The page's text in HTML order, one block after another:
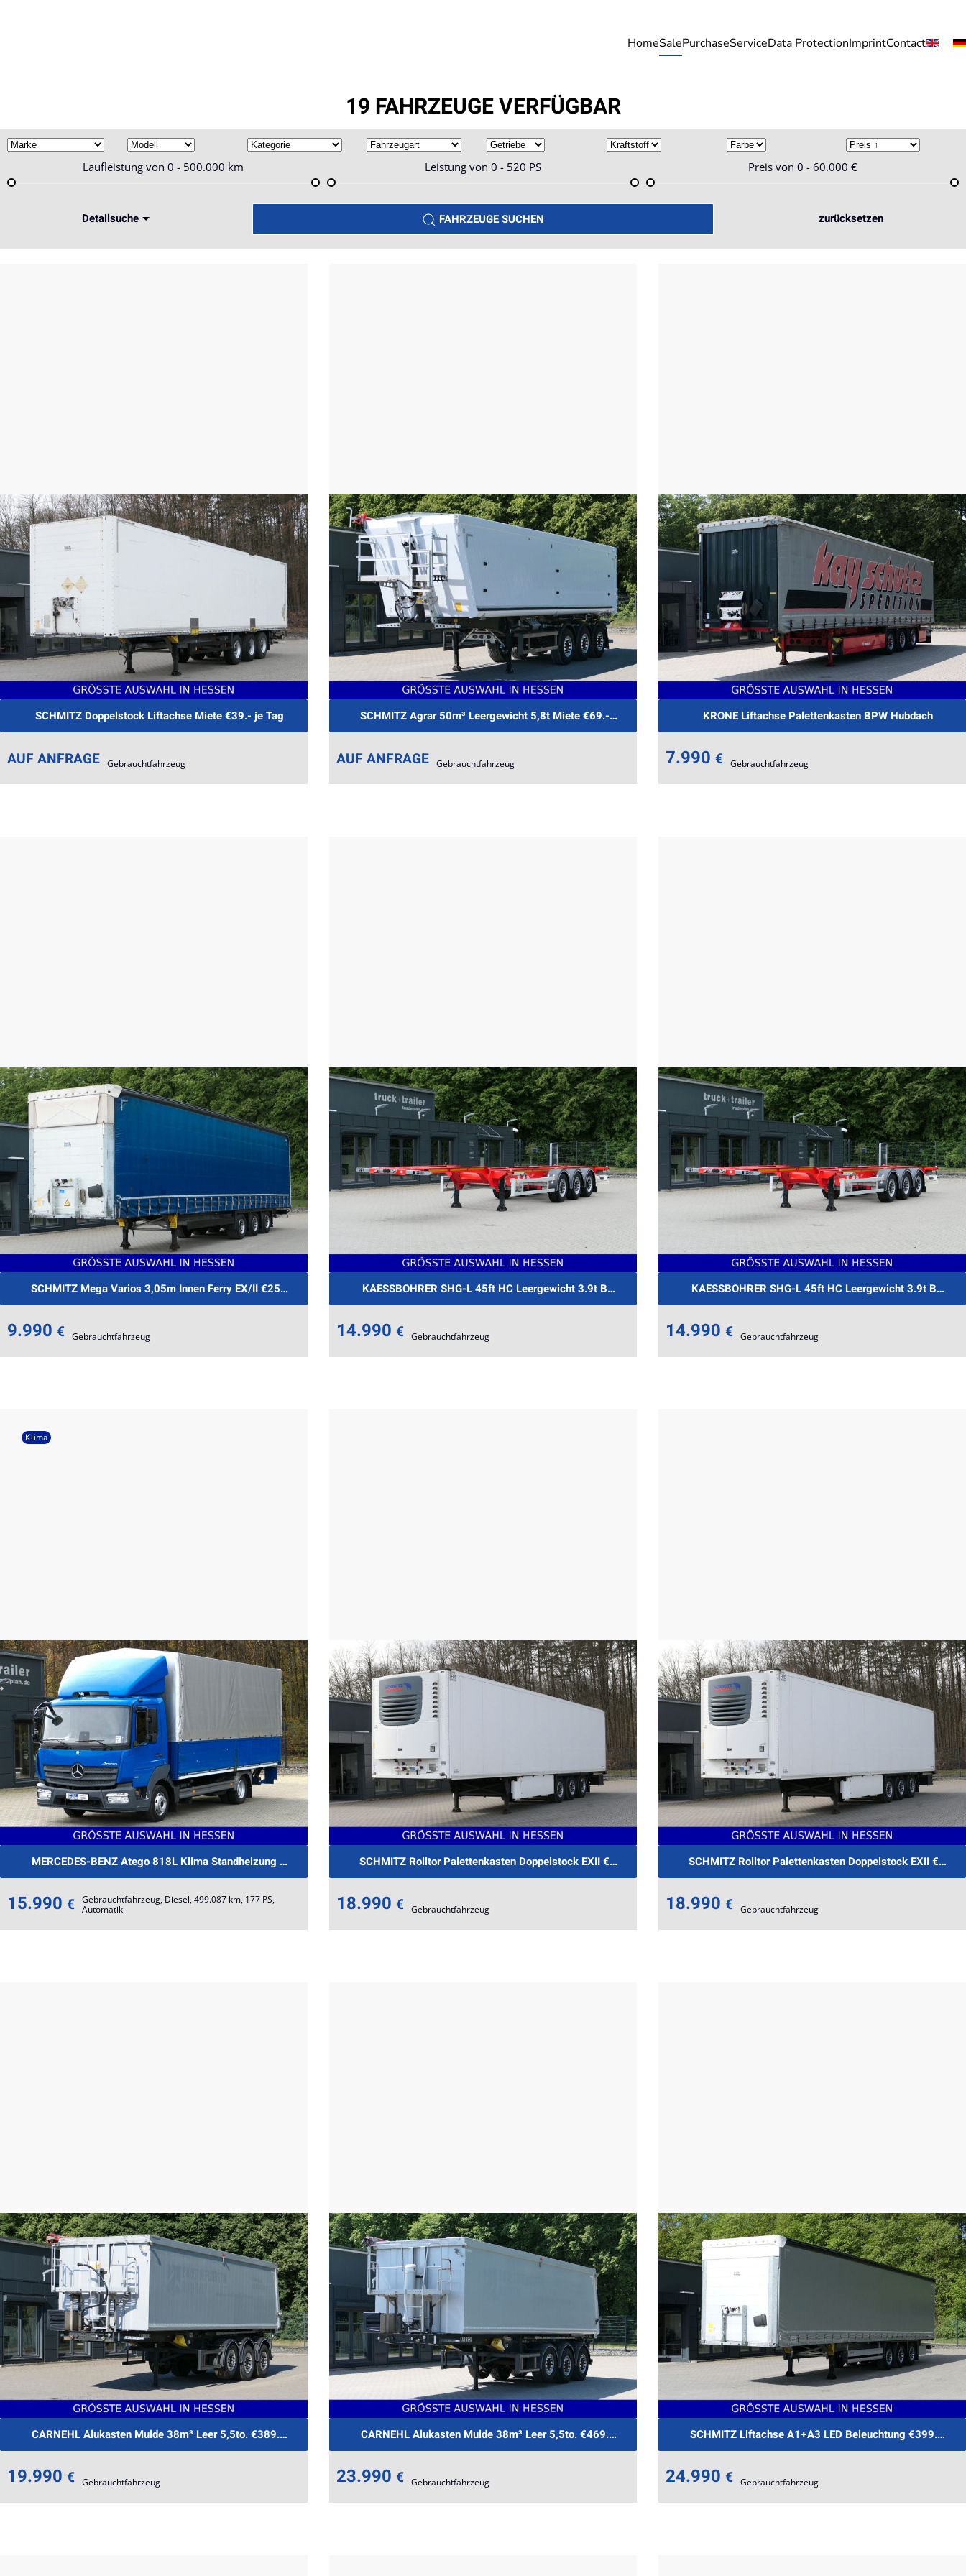
HomeSalePurchaseServiceData ProtectionImprintContact
19 FAHRZEUGE VERFÜGBAR
Laufleistung von0 - 500.000 km Leistung von 0 - 520 PS Preis von 0 - 60.000 €
Detailsuche FAHRZEUGE SUCHEN zurücksetzen
SCHMITZ Doppelstock Liftachse Miete €39.- je Tag
AUF ANFRAGE Gebrauchtfahrzeug
SCHMITZ Agrar 50m³ Leergewicht 5,8t Miete €69.- je Tag
AUF ANFRAGE Gebrauchtfahrzeug
KRONE Liftachse Palettenkasten BPW Hubdach
7.990 € Gebrauchtfahrzeug
SCHMITZ Mega Varios 3,05m Innen Ferry EX/II €259.-mtl.
9.990 € Gebrauchtfahrzeug
KAESSBOHRER SHG-L 45ft HC Leergewicht 3.9t BPW €289.-mtl.
14.990 € Gebrauchtfahrzeug
KAESSBOHRER SHG-L 45ft HC Leergewicht 3.9t BPW
14.990 € Gebrauchtfahrzeug
Klima
15.990 € Gebrauchtfahrzeug, Diesel, 499.087 km, 177 PS,
Automatik
SCHMITZ Rolltor Palettenkasten Doppelstock EXII €.-479mt
18.990 € Gebrauchtfahrzeug
SCHMITZ Rolltor Palettenkasten Doppelstock EXII €.-
18.990 € Gebrauchtfahrzeug
CARNEHL Alukasten Mulde 38m³ Leer 5,5to. €389.-mtl.Rate
19.990 € Gebrauchtfahrzeug
CARNEHL Alukasten Mulde 38m³ Leer 5,5to. €469.-mtl.Rate
23.990 € Gebrauchtfahrzeug
SCHMITZ Liftachse A1+A3 LED Beleuchtung €399.-mtl.
24.990 € Gebrauchtfahrzeug